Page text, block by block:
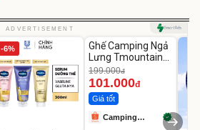
ADVERTISEMENT
-6% -49%
Ghế Camping Ngả
Lưng Tmountain
Gấp Gọn
199.000đ
101.000đ
Giá tốt
Camping